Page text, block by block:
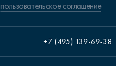
пользовательское соглашение
+7 (495) 139-69-38